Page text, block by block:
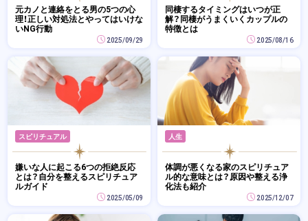
元カノと連絡をとる男の5つの心
理！正しい対処法とやってはいけな
いNG行動
2025/09/29
同棲するタイミングはいつが正
解？同棲がうまくいくカップルの
特徴とは
2025/08/16
スピリチュアル
嫌いな人に起こる6つの拒絶反応
とは？自分を整えるスピリチュア
ルガイド
2025/05/09
人生
体調が悪くなる家のスピリチュア
ル的な意味とは？原因や整える浄
化法も紹介
2025/12/07